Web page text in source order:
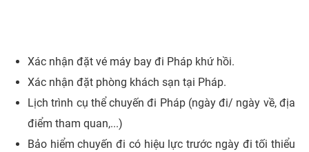
Xác nhận đặt vé máy bay đi Pháp khứ hồi.
Xác nhận đặt phòng khách sạn tại Pháp.
Lịch trình cụ thể chuyến đi Pháp (ngày đi/ ngày về, địa
điểm tham quan,...)
Bảo hiểm chuyến đi có hiệu lực trước ngày đi tối thiểu